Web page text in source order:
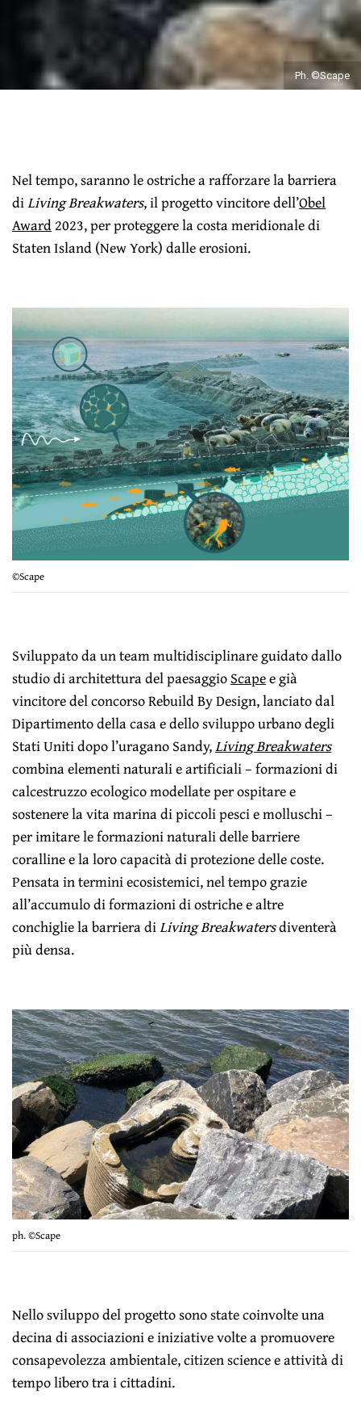
Ph. ©Scape
Nel tempo, saranno le ostriche a rafforzare la barriera
diLiving Breakwaters, il progetto vincitore dell’Obel
Award2023, per proteggere la costa meridionale di
Staten Island (New York) dalle erosioni.
©Scape
Sviluppato da un team multidisciplinare guidato dallo
studio di architettura del paesaggioScapee già
vincitore del concorso Rebuild By Design, lanciato dal
Dipartimento della casa e dello sviluppo urbano degli
Stati Uniti dopo l’uragano Sandy,Living Breakwaters
combina elementi naturali e artificiali – formazioni di
calcestruzzo ecologico modellate per ospitare e
sostenere la vita marina di piccoli pesci e molluschi –
per imitare le formazioni naturali delle barriere
coralline e la loro capacità di protezione delle coste.
Pensata in termini ecosistemici, nel tempo grazie
all’accumulo di formazioni di ostriche e altre
conchiglie la barriera diLiving Breakwatersdiventerà
più densa.
ph. ©Scape
Nello sviluppo del progetto sono state coinvolte una
decina di associazioni e iniziative volte a promuovere
consapevolezza ambientale, citizen science e attività di
tempo libero tra i cittadini.